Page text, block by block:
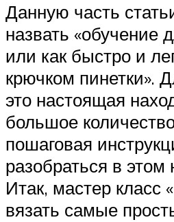
Данную часть
назвать «обучение
или как быстро и
крючком пинетки».
это настоящая
большое
пошаговая
разобраться в этом
Итак, мастер класс
вязать самые